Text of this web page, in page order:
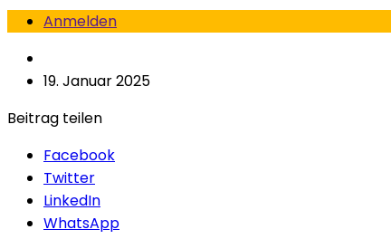
Anmelden
19. Januar 2025
Beitrag teilen
Facebook
Twitter
LinkedIn
WhatsApp